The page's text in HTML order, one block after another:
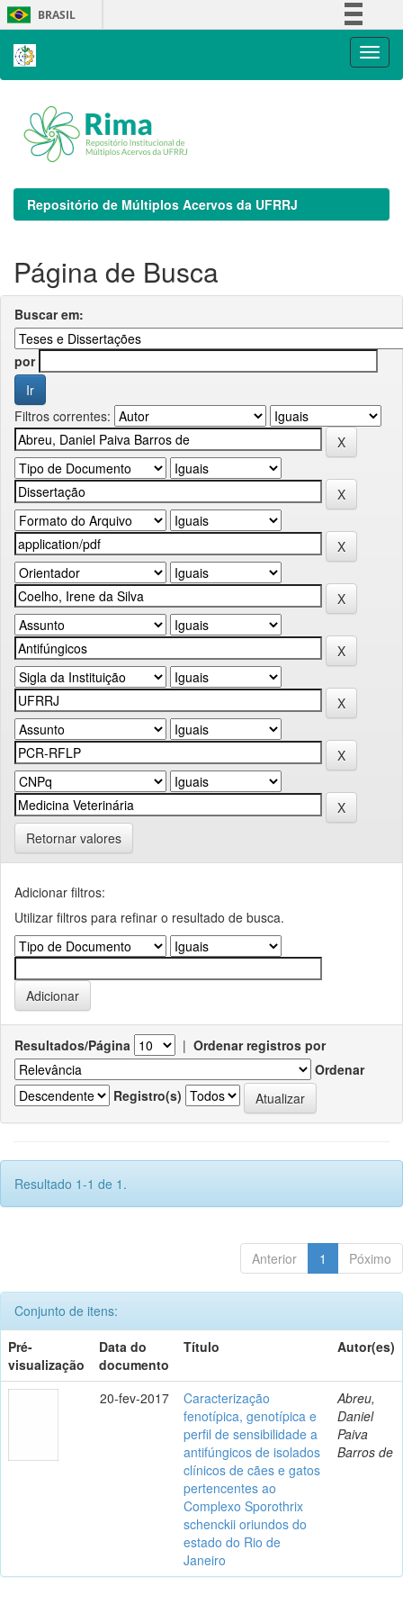
Skip
navigation
BRASIL
Repositório de Múltiplos Acervos da UFRRJ
Página de Busca
Buscar em:
por
Filtros correntes:
Retornar valores
Adicionar filtros:
Utilizar filtros para refinar o resultado de busca.
Resultados/Página | Ordenar registros por
Ordenar
Registro(s)
Resultado 1-1 de 1.
Anterior 1 Póximo
Conjunto de itens:
Pré-
visualização
Data do
documento
Título Autor(es)
20-fev-2017
Caracterização
fenotípica, genotípica e
perfil de sensibilidade a
antifúngicos de isolados
clínicos de cães e gatos
pertencentes ao
Complexo Sporothrix
schenckii oriundos do
estado do Rio de
Janeiro
Abreu,
Daniel
Paiva
Barros de